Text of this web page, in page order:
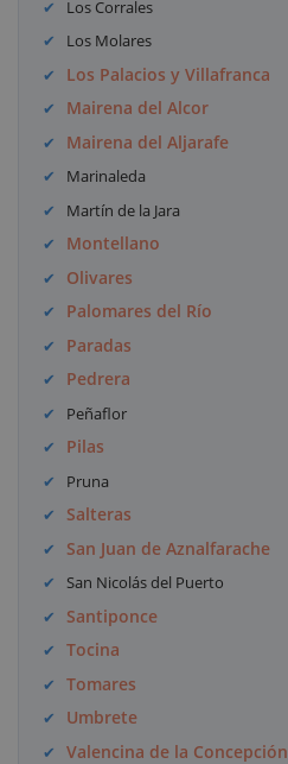
Los Corrales
Los Molares
Los Palacios y Villafranca
Mairena del Alcor
Mairena del Aljarafe
Marinaleda
Martín de la Jara
Montellano
Olivares
Palomares del Río
Paradas
Pedrera
Peñaflor
Pilas
Pruna
Salteras
San Juan de Aznalfarache
San Nicolás del Puerto
Santiponce
Tocina
Tomares
Umbrete
Valencina de la Concepción